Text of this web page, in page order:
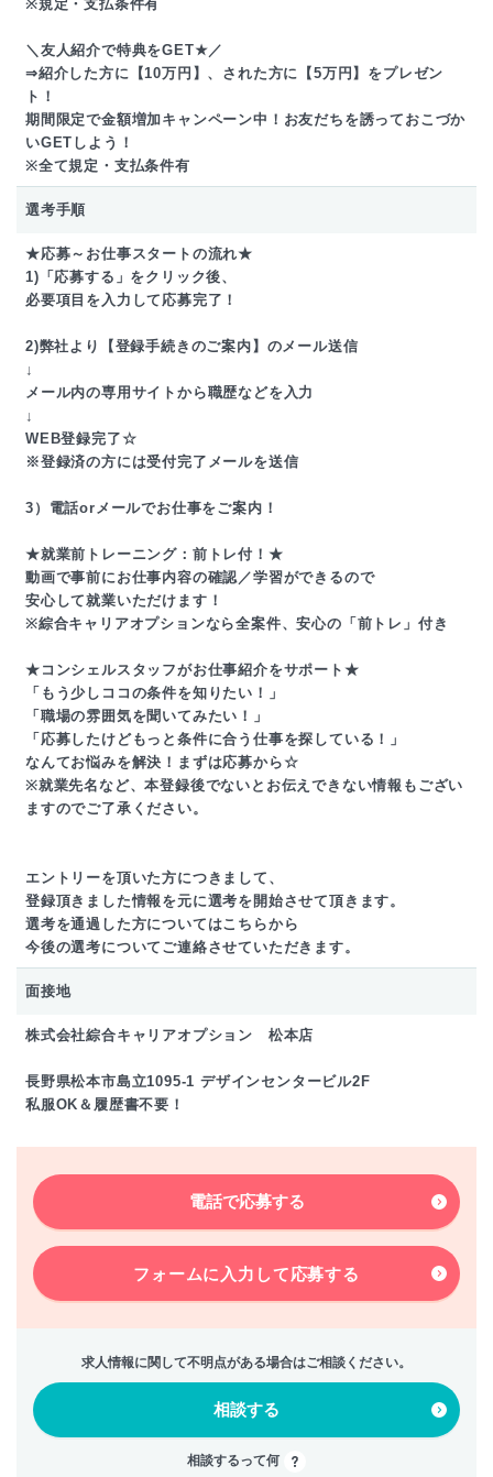
※規定・支払条件有
＼友人紹介で特典をGET★／
⇒紹介した方に【10万円】、された方に【5万円】をプレゼン
ト！
期間限定で金額増加キャンペーン中！お友だちを誘っておこづか
いGETしよう！
※全て規定・支払条件有
選考手順
★応募～お仕事スタートの流れ★
1)「応募する」をクリック後、
必要項目を入力して応募完了！
2)弊社より【登録手続きのご案内】のメール送信
↓
メール内の専用サイトから職歴などを入力
↓
WEB登録完了☆
※登録済の方には受付完了メールを送信
3）電話orメールでお仕事をご案内！
★就業前トレーニング：前トレ付！★
動画で事前にお仕事内容の確認／学習ができるので
安心して就業いただけます！
※綜合キャリアオプションなら全案件、安心の「前トレ」付き
★コンシェルスタッフがお仕事紹介をサポート★
「もう少しココの条件を知りたい！」
「職場の雰囲気を聞いてみたい！」
「応募したけどもっと条件に合う仕事を探している！」
なんてお悩みを解決！まずは応募から☆
※就業先名など、本登録後でないとお伝えできない情報もござい
ますのでご了承ください。
エントリーを頂いた方につきまして、
登録頂きました情報を元に選考を開始させて頂きます。
選考を通過した方についてはこちらから
今後の選考についてご連絡させていただきます。
面接地
株式会社綜合キャリアオプション 松本店
長野県松本市島立1095-1 デザインセンタービル2F
私服OK＆履歴書不要！
電話で応募する
フォームに入力して応募する
求人情報に関して不明点がある場合はご相談ください。
相談する
相談するって何